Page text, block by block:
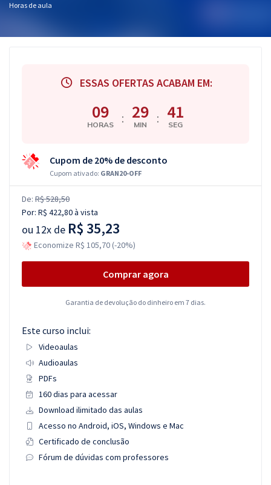
Horas de aula
ESSAS OFERTAS ACABAM EM:
09
HORAS : 29
MIN : 40
SEG
Cupom de 20% de desconto
Cupom ativado: GRAN20-OFF
De: R$ 528,50
Por: R$ 422,80à vista
ou 12x de R$ 35,23
Economize R$ 105,70 (-20%)
Comprar agora
Garantia de devolução do dinheiro em 7 dias.
Este curso inclui:
Videoaulas
Audioaulas
PDFs
160 dias para acessar
Download ilimitado das aulas
Acesso no Android, iOS, Windows e Mac
Certificado de conclusão
Fórum de dúvidas com professores